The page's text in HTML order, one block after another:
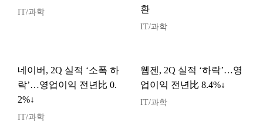
IT/과학
환
IT/과학
네이버, 2Q 실적 ‘소폭 하
락’…영업이익 전년比 0.
2%↓
IT/과학
웹젠, 2Q 실적 ‘하락’…영
업이익 전년比 8.4%↓
IT/과학